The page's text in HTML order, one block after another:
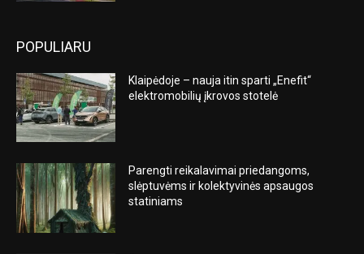
POPULIARU
Klaipėdoje – nauja itin sparti „Enefit“
elektromobilių įkrovos stotelė
Parengti reikalavimai priedangoms,
slėptuvėms ir kolektyvinės apsaugos
statiniams